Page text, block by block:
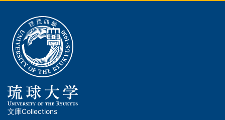
文庫Collections